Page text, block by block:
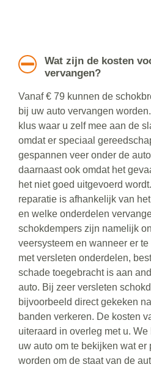
Wat zijn de kosten
vervangen?
Vanaf € 79 kunnen de
bij uw auto vervangen
klus waar u zelf mee aan de
omdat er speciaal
gespannen veer onder de
daarnaast ook omdat het
het niet goed uitgevoerd
reparatie is afhankelijk van
en welke onderdelen
schokdempers zijn namelijk
veersysteem en wanneer er
met versleten onderdelen,
schade toegebracht is aan
auto. Bij zeer versleten
bijvoorbeeld direct gekeken
banden verkeren. De kosten
uiteraard in overleg met u.
uw auto om te bekijken wat
worden om de staat van de